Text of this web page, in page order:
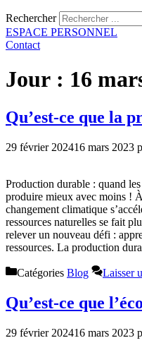
Rechercher
ESPACE PERSONNEL
Contact
Jour : 16
Qu’est-ce que la
29 février 202416 mars 2023
Production durable : quand
produire mieux avec moins !
changement climatique
ressources naturelles se fait
relever un nouveau défi :
ressources. La production
Catégories Blog Laisser
Qu’est-ce que
29 février 202416 mars 2023